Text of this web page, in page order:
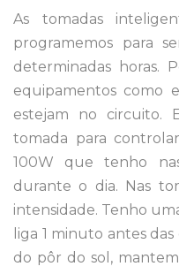
As tomadas
programemos para
determinadas horas.
equipamentos como
estejam no circuito.
tomada para
100W que tenho
durante o dia. Nas
intensidade. Tenho
liga 1 minuto antes
do pôr do sol,